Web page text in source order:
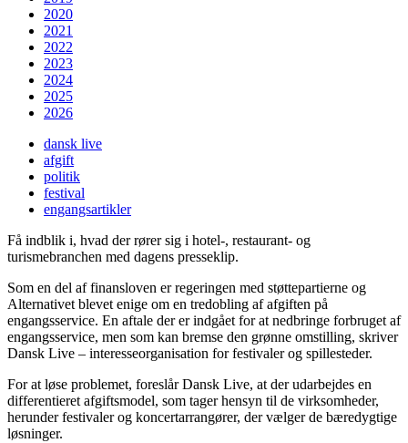
2020
2021
2022
2023
2024
2025
2026
dansk live
afgift
politik
festival
engangsartikler
Få indblik i, hvad der rører sig i hotel-, restaurant- og
turismebranchen med dagens presseklip.
Som en del af finansloven er regeringen med støttepartierne og
Alternativet blevet enige om en tredobling af afgiften på
engangsservice. En aftale der er indgået for at nedbringe forbruget af
engangsservice, men som kan bremse den grønne omstilling, skriver
Dansk Live – interesseorganisation for festivaler og spillesteder.
For at løse problemet, foreslår Dansk Live, at der udarbejdes en
differentieret afgiftsmodel, som tager hensyn til de virksomheder,
herunder festivaler og koncertarrangører, der vælger de bæredygtige
løsninger.